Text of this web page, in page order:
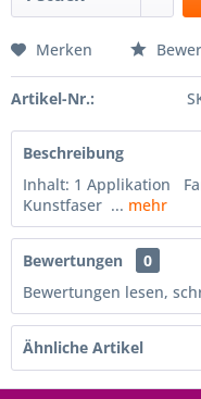
Merken
Artikel-Nr.:
Beschreibung
Inhalt: 1 Applikation
Kunstfaser ... mehr
Bewertungen
0
Bewertungen lesen,
Ähnliche Artikel